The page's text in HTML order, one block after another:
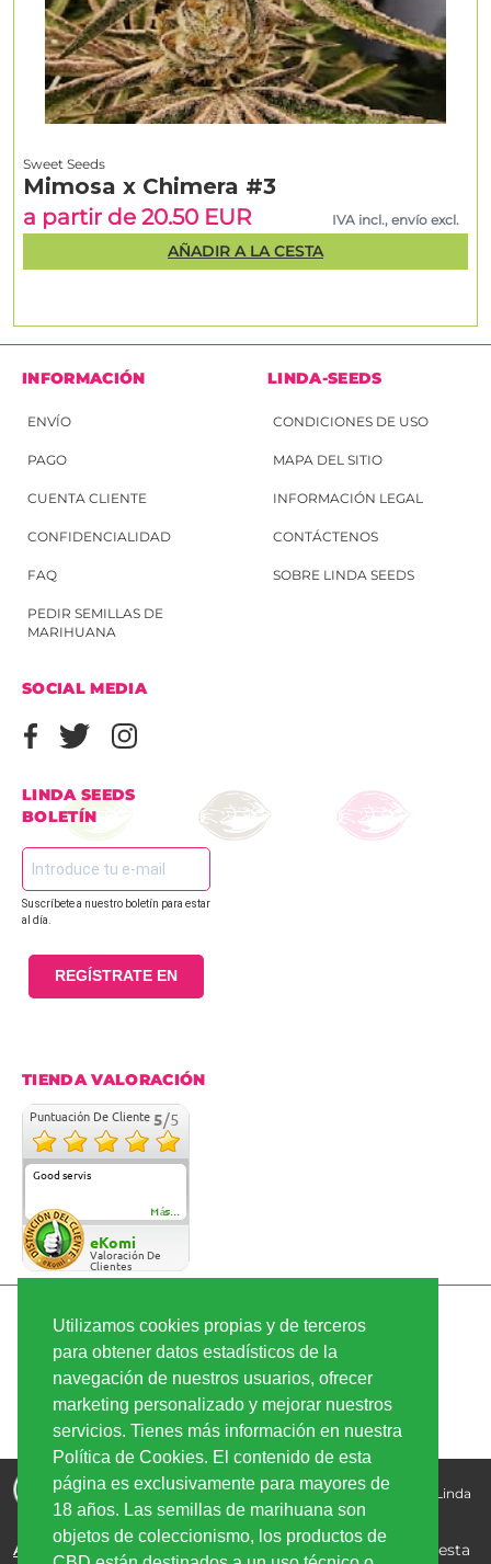
Utilizamos cookies propias y de terceros
para obtener datos estadísticos de la
navegación de nuestros usuarios, ofrecer
marketing personalizado y mejorar nuestros
servicios. Tienes más información en nuestra
Política de Cookies. El contenido de esta
página es exclusivamente para mayores de
18 años. Las semillas de marihuana son
objetos de coleccionismo, los productos de
Sweet Seeds
Mimosa x Chimera #3
a partir de 20.50 EUR
IVA incl., envío excl.
AÑADIR A LA CESTA
INFORMACIÓN
ENVÍO
PAGO
CUENTA CLIENTE
CONFIDENCIALIDAD
FAQ
PEDIR SEMILLAS DE
MARIHUANA
LINDA-SEEDS
CONDICIONES DE USO
MAPA DEL SITIO
INFORMACIÓN LEGAL
CONTÁCTENOS
SOBRE LINDA SEEDS
SOCIAL MEDIA
LINDA SEEDS
BOLETÍN
Suscríbete a nuestro boletín para estar
al día.
REGÍSTRATE EN
TIENDA VALORACIÓN
Puntuación De Cliente 5/5
Good servis
Más...
eKomi
Valoración De
Clientes
PAGO SEGURO
ENVÍO RÁPIDO
Comprar semillas de marihuana - la mejor calidad, los
mejores precios | Copyright © 2026 Linda-Seeds.com | Linda
Semilla
Aviso Legal:
Los productos de CBD comercializados en esta